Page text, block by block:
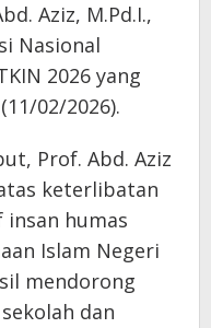
Aziz, M.Pd.I.,
Nasional
2026 yang
02/2026).
Prof. Abd. Aziz
keterlibatan
humas
Islam Negeri
mendorong
dan